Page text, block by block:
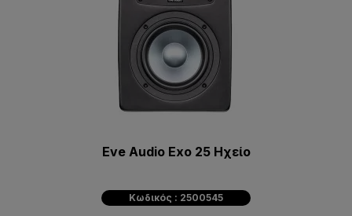
Eve Audio Exo 25 Ηχείο
Κωδικός : 2500545